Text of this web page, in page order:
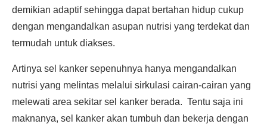
demikian adaptif sehingga dapat bertahan hidup cukup
dengan mengandalkan asupan nutrisi yang terdekat dan
termudah untuk diakses.
Artinya sel kanker sepenuhnya hanya mengandalkan
nutrisi yang melintas melalui sirkulasi cairan-cairan yang
melewati area sekitar sel kanker berada. Tentu saja ini
maknanya, sel kanker akan tumbuh dan bekerja dengan